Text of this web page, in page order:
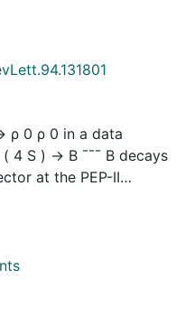
ρ 0 ρ 0 in a data
4 S ) → B ¯¯¯ B decays
at the PEP-II
at SLAC. We find
fraction. As a result,
on the
to 11° at